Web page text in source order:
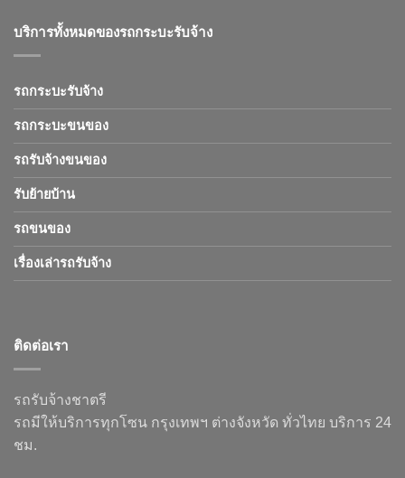
บริการทั้งหมดของรถกระบะรับจ้าง
รถกระบะรับจ้าง
รถกระบะขนของ
รถรับจ้างขนของ
รับย้ายบ้าน
รถขนของ
เรื่องเล่ารถรับจ้าง
ติดต่อเรา
รถรับจ้างชาตรี
รถมีให้บริการทุกโซน กรุงเทพฯ ต่างจังหวัด ทั่วไทย บริการ 24
ชม.